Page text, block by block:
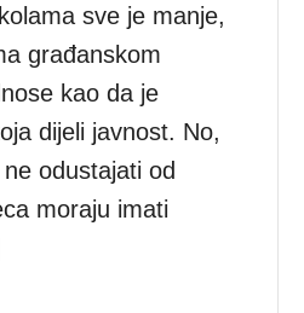
sve je manje,
građanskom
kao da je
dijeli javnost. No,
odustajati od
moraju imati